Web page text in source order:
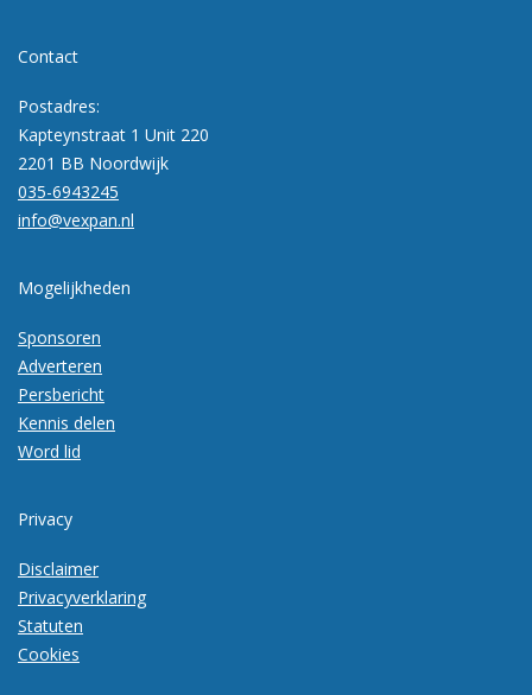
Contact
Postadres:
Kapteynstraat 1 Unit 220
2201 BB Noordwijk
035-6943245
info@vexpan.nl
Mogelijkheden
Sponsoren
Adverteren
Persbericht
Kennis delen
Word lid
Privacy
Disclaimer
Privacyverklaring
Statuten
Cookies